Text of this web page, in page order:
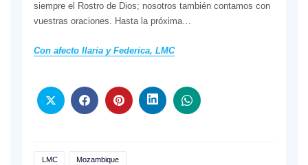
siempre el Rostro de Dios; nosotros también contamos con
vuestras oraciones. Hasta la próxima…
Con afecto Ilaria y Federica, LMC
LMC Mozambique